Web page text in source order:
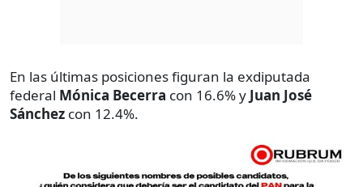
En las últimas posiciones figuran la exdiputada
federal Mónica Becerra con 16.6% y Juan José
Sánchez con 12.4%.